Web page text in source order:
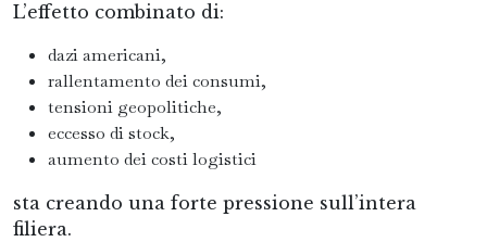
L’effetto combinato di:
dazi americani,
rallentamento dei consumi,
tensioni geopolitiche,
eccesso di stock,
aumento dei costi logistici
sta creando una forte pressione sull’intera
filiera.